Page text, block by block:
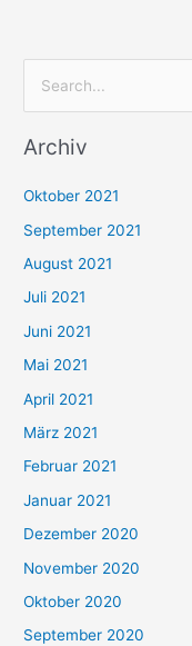
c
n
n
a
c
h
:
Archiv
Oktober 2021
September 2021
August 2021
Juli 2021
Juni 2021
Mai 2021
April 2021
März 2021
Februar 2021
Januar 2021
Dezember 2020
November 2020
Oktober 2020
September 2020